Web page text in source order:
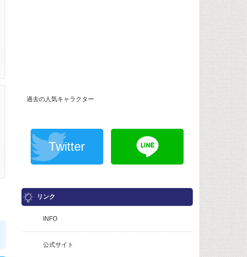
過去の人気キャラクター
Twitter
リンク
INFO
公式サイト